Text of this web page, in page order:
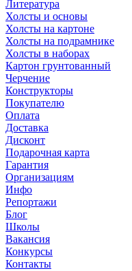
Литература
Холсты и основы
Холсты на картоне
Холсты на подрамнике
Холсты в наборах
Картон грунтованный
Черчение
Конструкторы
Покупателю
Оплата
Доставка
Дисконт
Подарочная карта
Гарантия
Организациям
Инфо
Репортажи
Блог
Школы
Вакансия
Конкурсы
Контакты